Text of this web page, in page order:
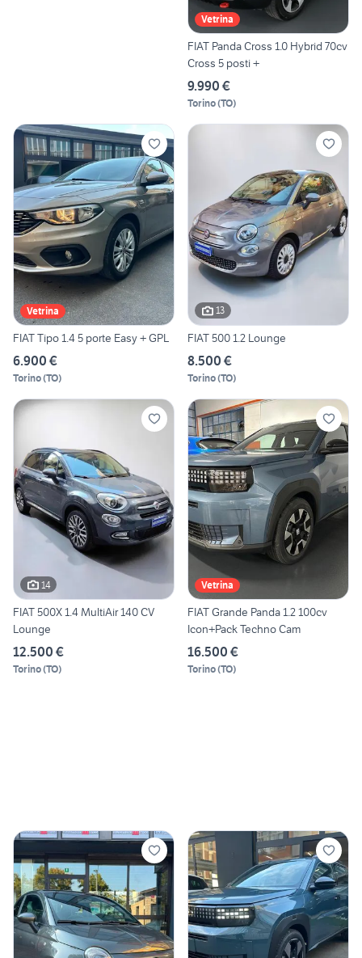
Vetrina
FIAT Panda Cross 1.0 Hybrid 70cv
Cross 5 posti +
9.990 €
Torino(TO)
Vetrina
FIAT Tipo 1.4 5 porte Easy + GPL
6.900 €
Torino(TO)
13
FIAT 500 1.2 Lounge
8.500 €
Torino(TO)
14
FIAT 500X 1.4 MultiAir 140 CV
Lounge
12.500 €
Torino(TO)
Vetrina
FIAT Grande Panda 1.2 100cv
Icon+Pack Techno Cam
16.500 €
Torino(TO)